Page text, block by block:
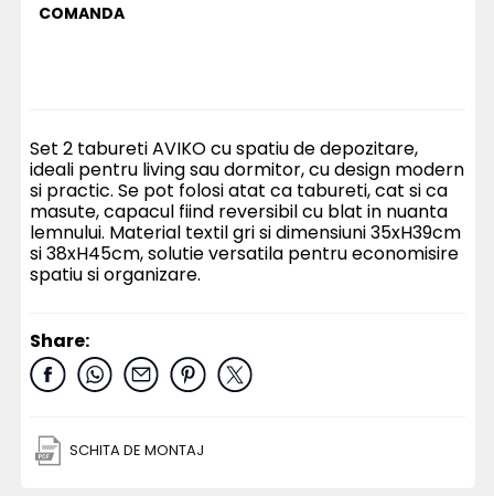
COMANDA
Set 2 tabureti AVIKO cu spatiu de depozitare,
ideali pentru living sau dormitor, cu design modern
si practic. Se pot folosi atat ca tabureti, cat si ca
masute, capacul fiind reversibil cu blat in nuanta
lemnului. Material textil gri si dimensiuni 35xH39cm
si 38xH45cm, solutie versatila pentru economisire
spatiu si organizare.
Share:
SCHITA DE MONTAJ